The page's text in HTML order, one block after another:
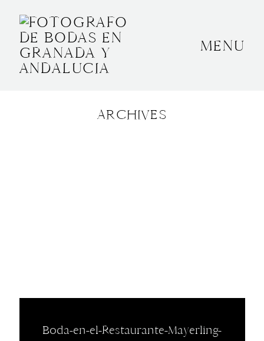
MENU
ARCHIVES
Boda-en-el-Restaurante-Mayerling-
BODAS